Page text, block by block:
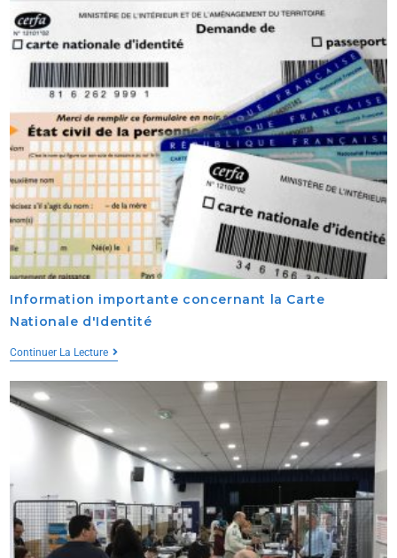
Information importante concernant la Carte
Nationale d'Identité
Continuer La Lecture